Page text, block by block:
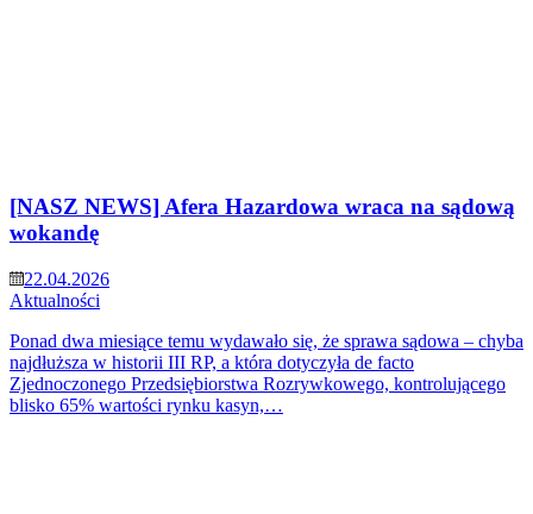
[NASZ NEWS] Afera Hazardowa wraca na sądową
wokandę
22.04.2026
Aktualności
Ponad dwa miesiące temu wydawało się, że sprawa sądowa – chyba
najdłuższa w historii III RP, a która dotyczyła de facto
Zjednoczonego Przedsiębiorstwa Rozrywkowego, kontrolującego
blisko 65% wartości rynku kasyn,…